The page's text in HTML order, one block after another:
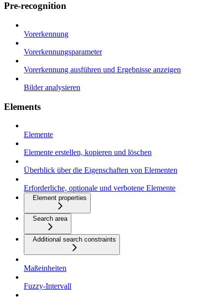
Pre-recognition
Vorerkennung
Vorerkennungsparameter
Vorerkennung ausführen und Ergebnisse anzeigen
Bilder analysieren
Elements
Elemente
Elemente erstellen, kopieren und löschen
Überblick über die Eigenschaften von Elementen
Erforderliche, optionale und verbotene Elemente
Element properties
Search area
Additional search constraints
Maßeinheiten
Fuzzy-Intervall